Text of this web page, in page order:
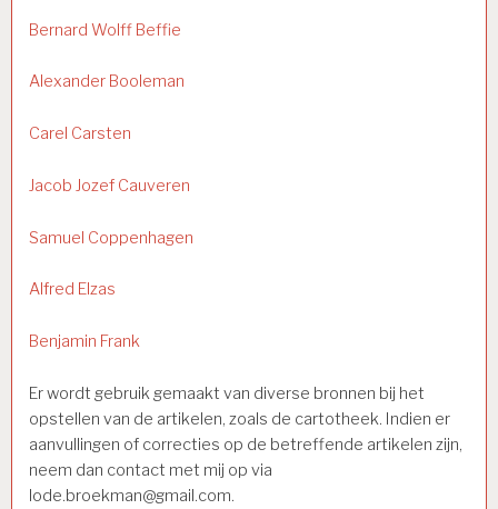
Bernard Wolff Beffie
Alexander Booleman
Carel Carsten
Jacob Jozef Cauveren
Samuel Coppenhagen
Alfred Elzas
Benjamin Frank
Er wordt gebruik gemaakt van diverse bronnen bij het
opstellen van de artikelen, zoals de cartotheek. Indien er
aanvullingen of correcties op de betreffende artikelen zijn,
neem dan contact met mij op via
lode.broekman@gmail.com.